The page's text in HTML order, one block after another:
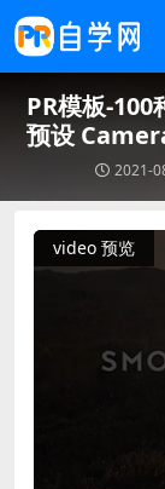
PR模板-100
预设
2021-
video 预览